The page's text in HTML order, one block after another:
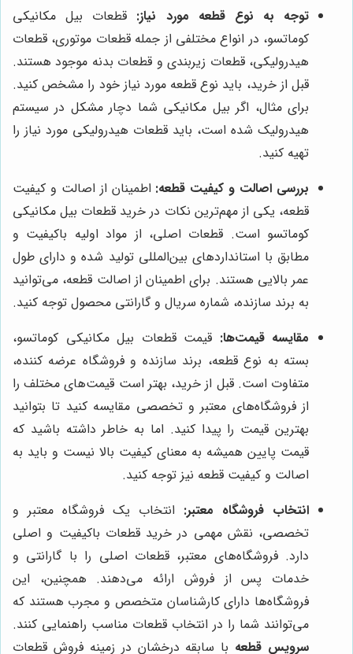
توجه به نوع قطعه مورد نیاز: قطعات بیل مکانیکی
کوماتسو، در انواع مختلفی از جمله قطعات موتوری، قطعات
هیدرولیکی، قطعات زیربندی و قطعات بدنه موجود هستند.
قبل از خرید، باید نوع قطعه مورد نیاز خود را مشخص کنید.
برای مثال، اگر بیل مکانیکی شما دچار مشکل در سیستم
هیدرولیک شده است، باید قطعات هیدرولیکی مورد نیاز را
تهیه کنید.
بررسی اصالت و کیفیت قطعه: اطمینان از اصالت و کیفیت
قطعه، یکی از مهم‌ترین نکات در خرید قطعات بیل مکانیکی
کوماتسو است. قطعات اصلی، از مواد اولیه باکیفیت و
مطابق با استانداردهای بین‌المللی تولید شده و دارای طول
عمر بالایی هستند. برای اطمینان از اصالت قطعه، می‌توانید
به برند سازنده، شماره سریال و گارانتی محصول توجه کنید.
مقایسه قیمت‌ها: قیمت قطعات بیل مکانیکی کوماتسو،
بسته به نوع قطعه، برند سازنده و فروشگاه عرضه کننده،
متفاوت است. قبل از خرید، بهتر است قیمت‌های مختلف را
از فروشگاه‌های معتبر و تخصصی مقایسه کنید تا بتوانید
بهترین قیمت را پیدا کنید. اما به خاطر داشته باشید که
قیمت پایین همیشه به معنای کیفیت بالا نیست و باید به
اصالت و کیفیت قطعه نیز توجه کنید.
انتخاب فروشگاه معتبر: انتخاب یک فروشگاه معتبر و
تخصصی، نقش مهمی در خرید قطعات باکیفیت و اصلی
دارد. فروشگاه‌های معتبر، قطعات اصلی را با گارانتی و
خدمات پس از فروش ارائه می‌دهند. همچنین، این
فروشگاه‌ها دارای کارشناسان متخصص و مجرب هستند که
می‌توانند شما را در انتخاب قطعات مناسب راهنمایی کنند.
سرویس قطعه با سابقه درخشان در زمینه فروش قطعات